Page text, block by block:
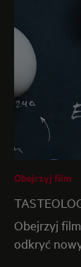
Obejrzyj film
Obejrzyj
odkryć